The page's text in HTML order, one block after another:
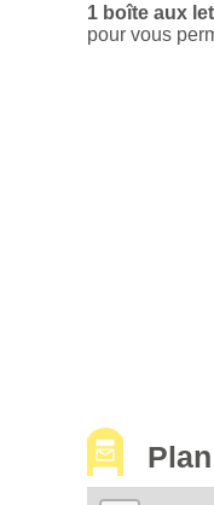
1 boîte aux
pour vous